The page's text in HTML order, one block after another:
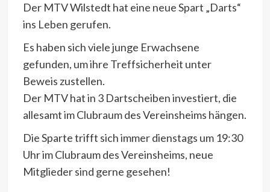
Der MTV Wilstedt hat eine neue Spart „Darts“
ins Leben gerufen.
Es haben sich viele junge Erwachsene
gefunden, um ihre Treffsicherheit unter
Beweis zustellen.
Der MTV hat in 3 Dartscheiben investiert, die
allesamt im Clubraum des Vereinsheims hängen.
Die Sparte trifft sich immer dienstags um 19:30
Uhr im Clubraum des Vereinsheims, neue
Mitglieder sind gerne gesehen!